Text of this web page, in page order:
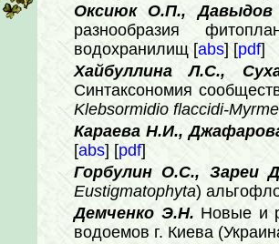
Оксиюк О.П.,
разнообразия
водохранилищ [abs] [pdf]
Хайбуллина Л.С.,
Синтаксономия
Klebsormidio flaccidi-
Караева Н.И.,
[abs] [pdf]
Горбулин О.С., Зареи
Eustigmatophyta)
Демченко Э.Н. Новые и
водоемов г. Киева